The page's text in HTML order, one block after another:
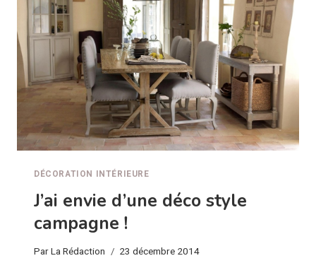
DÉCORATION INTÉRIEURE
J’ai envie d’une déco style
campagne !
ParLa Rédaction 23 décembre 2014